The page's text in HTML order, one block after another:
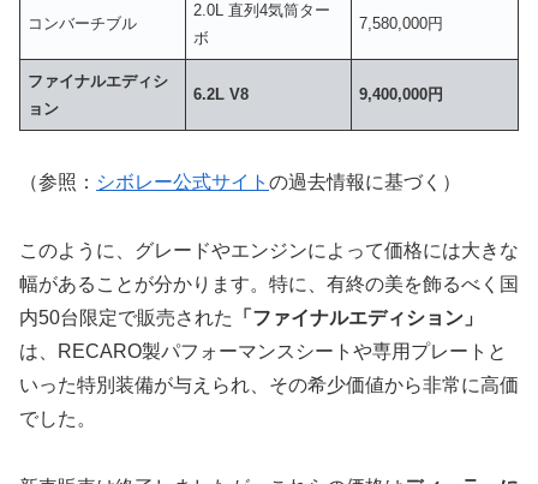
コンバーチブル
2.0L 直列4気筒ター
ボ
7,580,000円
ファイナルエディシ
ョン
6.2L V8 9,400,000円
（参照： シボレー公式サイト の過去情報に基づく）
このように、グレードやエンジンによって価格には大きな
幅があることが分かります。特に、有終の美を飾るべく国
内50台限定で販売された
「ファイナルエディション」
は、RECARO製パフォーマンスシートや専用プレートと
いった特別装備が与えられ、その希少価値から非常に高価
でした。